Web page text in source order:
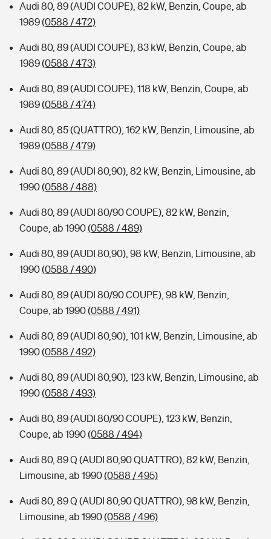
Audi 80, 89 (AUDI COUPE), 82 kW, Benzin, Coupe, ab
1989(0588 / 472)
Audi 80, 89 (AUDI COUPE), 83 kW, Benzin, Coupe, ab
1989(0588 / 473)
Audi 80, 89 (AUDI COUPE), 118 kW, Benzin, Coupe, ab
1989(0588 / 474)
Audi 80, 85 (QUATTRO), 162 kW, Benzin, Limousine, ab
1989(0588 / 479)
Audi 80, 89 (AUDI 80,90), 82 kW, Benzin, Limousine, ab
1990(0588 / 488)
Audi 80, 89 (AUDI 80/90 COUPE), 82 kW, Benzin,
Coupe, ab 1990(0588 / 489)
Audi 80, 89 (AUDI 80,90), 98 kW, Benzin, Limousine, ab
1990(0588 / 490)
Audi 80, 89 (AUDI 80/90 COUPE), 98 kW, Benzin,
Coupe, ab 1990(0588 / 491)
Audi 80, 89 (AUDI 80,90), 101 kW, Benzin, Limousine, ab
1990(0588 / 492)
Audi 80, 89 (AUDI 80,90), 123 kW, Benzin, Limousine, ab
1990(0588 / 493)
Audi 80, 89 (AUDI 80/90 COUPE), 123 kW, Benzin,
Coupe, ab 1990(0588 / 494)
Audi 80, 89 Q (AUDI 80,90 QUATTRO), 82 kW, Benzin,
Limousine, ab 1990(0588 / 495)
Audi 80, 89 Q (AUDI 80,90 QUATTRO), 98 kW, Benzin,
Limousine, ab 1990(0588 / 496)